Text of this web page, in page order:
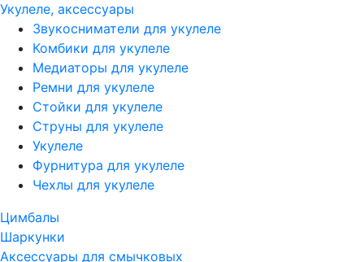
Укулеле, аксессуары
Звукосниматели для укулеле
Комбики для укулеле
Медиаторы для укулеле
Ремни для укулеле
Стойки для укулеле
Струны для укулеле
Укулеле
Фурнитура для укулеле
Чехлы для укулеле
Цимбалы
Шаркунки
Аксессуары для смычковых